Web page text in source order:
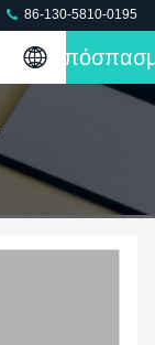
86-130-5810-0195